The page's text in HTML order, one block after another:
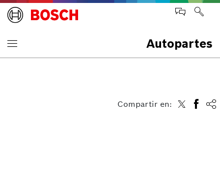
Autopartes
Compartir en: